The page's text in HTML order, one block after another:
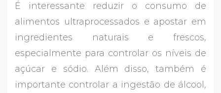
É interessante reduzir o consumo de
alimentos ultraprocessados e apostar em
ingredientes naturais e frescos,
especialmente para controlar os níveis de
açúcar e sódio. Além disso, também é
importante controlar a ingestão de álcool,